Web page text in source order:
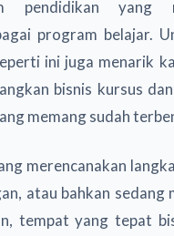
pendidikan yang
program belajar.
ini juga menarik
bisnis kursus
memang sudah
merencanakan
atau bahkan sedang
tempat yang tepat